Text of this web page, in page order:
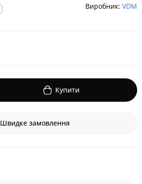
Виробник: VDM
Купити
Швидке замовлення